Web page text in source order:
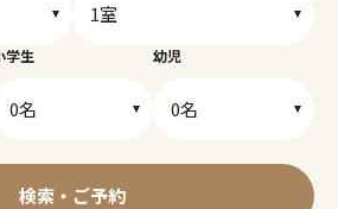
学生 幼児
検索・ご予約